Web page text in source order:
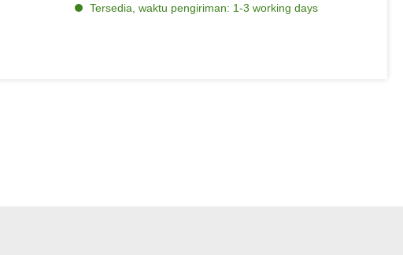
Tersedia, waktu pengiriman: 1-3 working days